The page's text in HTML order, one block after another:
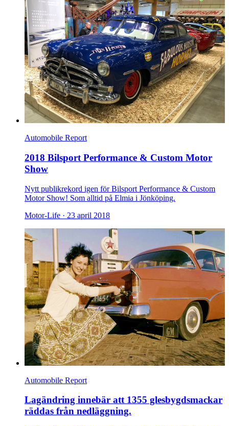
Automobile Report
2018 Bilsport Performance & Custom Motor
Show
Nytt publikrekord igen för Bilsport Performance & Custom
Motor Show! Som alltid på Elmia i Jönköping.
Motor-Life · 23 april 2018
Automobile Report
Lagändring innebär att 1355 glesbygdsmackar
räddas från nedläggning.